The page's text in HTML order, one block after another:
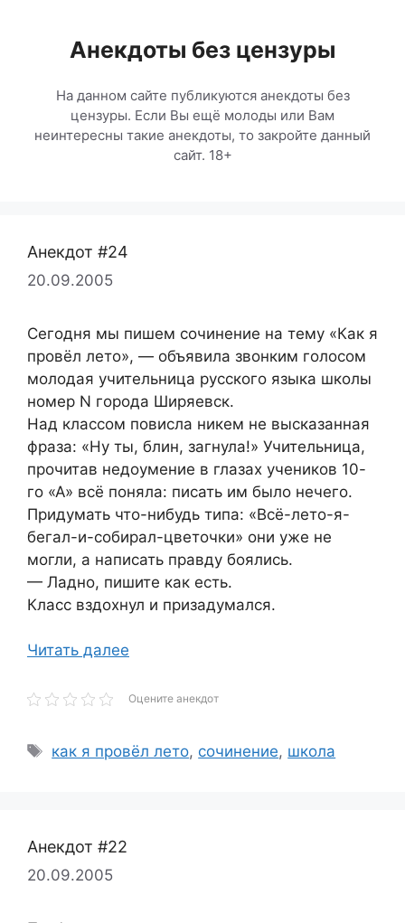
содержимомуАнекдоты без цензуры
На данном сайте публикуются анекдоты без
цензуры. Если Вы ещё молоды или Вам
неинтересны такие анекдоты, то закройте данный
сайт. 18+
Анекдот #24
20.09.2005
Сегодня мы пишем сочинение на тему «Как я
провёл лето», — объявила звонким голосом
молодая учительница русского языка школы
номер N города Ширяевск.
Над классом повисла никем не высказанная
фраза: «Ну ты, блин, загнула!» Учительница,
прочитав недоумение в глазах учеников 10-
го «А» всё поняла: писать им было нечего.
Придумать что-нибудь типа: «Всё-лето-я-
бегал-и-собирал-цветочки» они уже не
могли, а написать правду боялись.
— Ладно, пишите как есть.
Класс вздохнул и призадумался.
Читать далее
Оцените анекдот
Метки
как я провёл лето, сочинение, школа
Анекдот #22
20.09.2005